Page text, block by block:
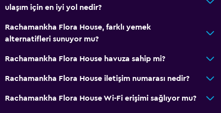
ulaşım için en iyi yol nedir?
Rachamankha Flora House, farklı yemek
alternatifleri sunuyor mu?
Rachamankha Flora House havuza sahip mi?
Rachamankha Flora House iletişim numarası nedir?
Rachamankha Flora House Wi-Fi erişimi sağlıyor mu?